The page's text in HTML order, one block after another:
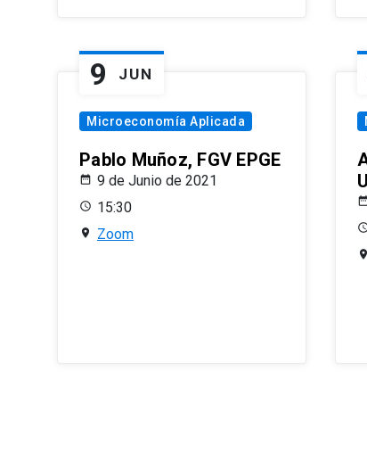
9 JUN
Microeconomía Aplicada
Pablo Muñoz, FGV EPGE
9 de Junio de 2021
15:30
Zoom